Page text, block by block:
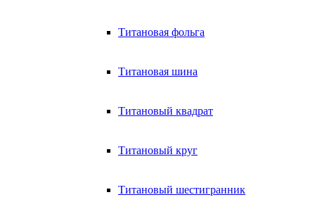
Титановая фольга
Титановая шина
Титановый квадрат
Титановый круг
Титановый шестигранник